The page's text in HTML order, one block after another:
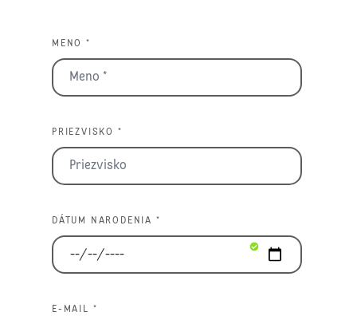
MENO *
PRIEZVISKO *
DÁTUM NARODENIA *
E-MAIL *